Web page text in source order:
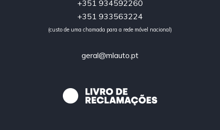
+351 934592260
+351 933563224
(custo de uma chamada para a rede móvel nacional)
geral@mlauto.pt